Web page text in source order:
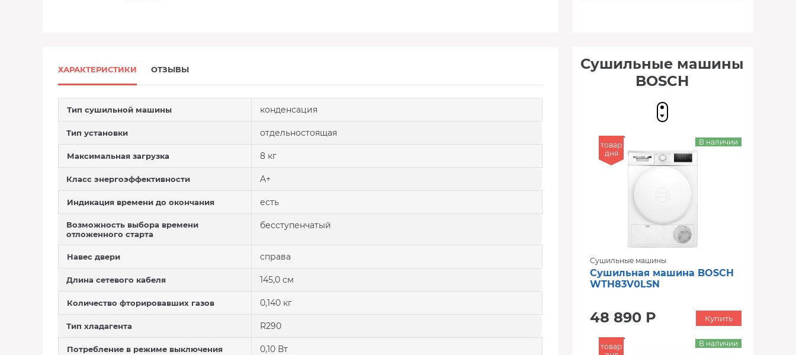
ХАРАКТЕРИСТИКИ ОТЗЫВЫ
Тип сушильной машины конденсация
Тип установки отдельностоящая
Максимальная загрузка 8 кг
Класс энергоэффективности A+
Индикация времени до окончания есть
Возможность выбора времени
отложенного старта
бесступенчатый
Навес двери справа
Длина сетевого кабеля 145,0 см
Количество фторировавших газов 0,140 кг
Тип хладагента R290
Потребление в режиме выключения 0,10 Вт
Сушильные машины
BOSCH
товар
дня
Сушильные машины
Сушильная машина BOSCH
WTH83V0LSN
48 890 Р
В наличии
Купить
товар
В наличии